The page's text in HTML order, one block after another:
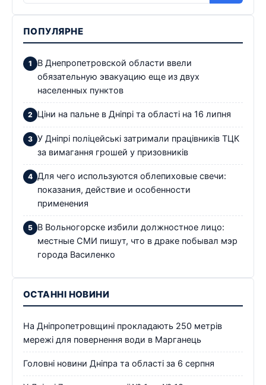
ПОПУЛЯРНЕ
В Днепропетровской области ввели
обязательную эвакуацию еще из двух
населенных пунктов
Ціни на пальне в Дніпрі та області на 16 липня
У Дніпрі поліцейські затримали працівників ТЦК
за вимагання грошей у призовників
Для чего используются облепиховые свечи:
показания, действие и особенности
применения
В Вольногорске избили должностное лицо:
местные СМИ пишут, что в драке побывал мэр
города Василенко
ОСТАННІ НОВИНИ
На Дніпропетровщині прокладають 250 метрів
мережі для повернення води в Марганець
Головні новини Дніпра та області за 6 серпня